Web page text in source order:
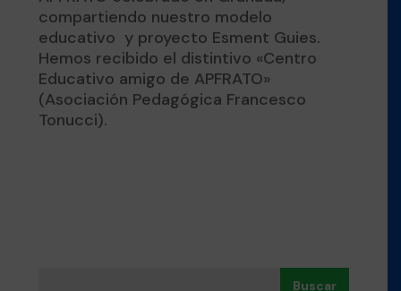
compartiendo nuestro modelo
educativo y proyecto Esment Guies.
Hemos recibido el distintivo «Centro
Educativo amigo de APFRATO»
(Asociación Pedagógica Francesco
Tonucci).
Buscar